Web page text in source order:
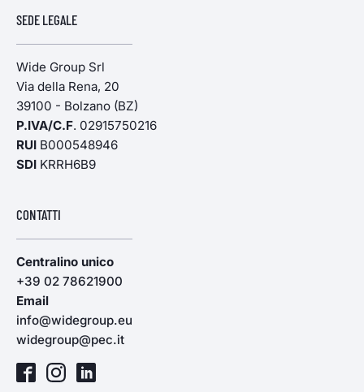
SEDE LEGALE
Wide Group Srl
Via della Rena, 20
39100 - Bolzano (BZ)
P.IVA/C.F. 02915750216
RUI B000548946
SDI KRRH6B9
CONTATTI
Centralino unico
+39 02 78621900
Email
info@widegroup.eu
widegroup@pec.it